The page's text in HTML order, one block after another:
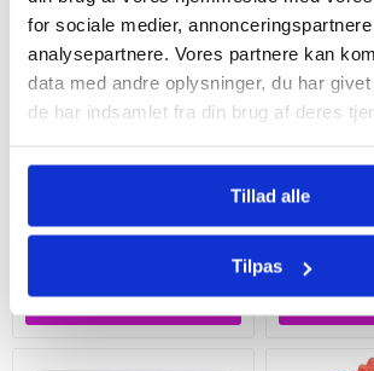
for sociale medier,
analysepartnere. Vores partnere kan
data med andre oplysninger, du har
de har indsamlet fra din brug af deres
Tillad alle
Tilpas
1200 g.
Haribo